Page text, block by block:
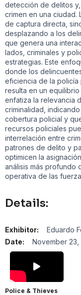
detección de delitos
crimen en una ciudad.
de captura directa,
desplazando a los
que genera una
lados, criminales y
estrategias. Este
donde los
eficiencia de la policía
resulta en un
enfatiza la relevancia
criminalidad,
cobertura policial y
recursos policiales
interrelación entre
patrones de delito y
optimicen la
análisis más profundo
operativa de las
Details:
Exhibitor:
Eduardo
Date:
November 23,
Police & Thieves